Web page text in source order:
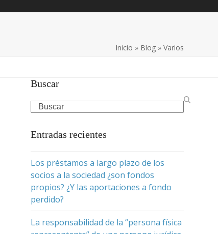
Inicio » Blog» Varios
Buscar
Search
Entradas recientes
Los préstamos a largo plazo de los
socios a la sociedad ¿son fondos
propios? ¿Y las aportaciones a fondo
perdido?
La responsabilidad de la “persona física